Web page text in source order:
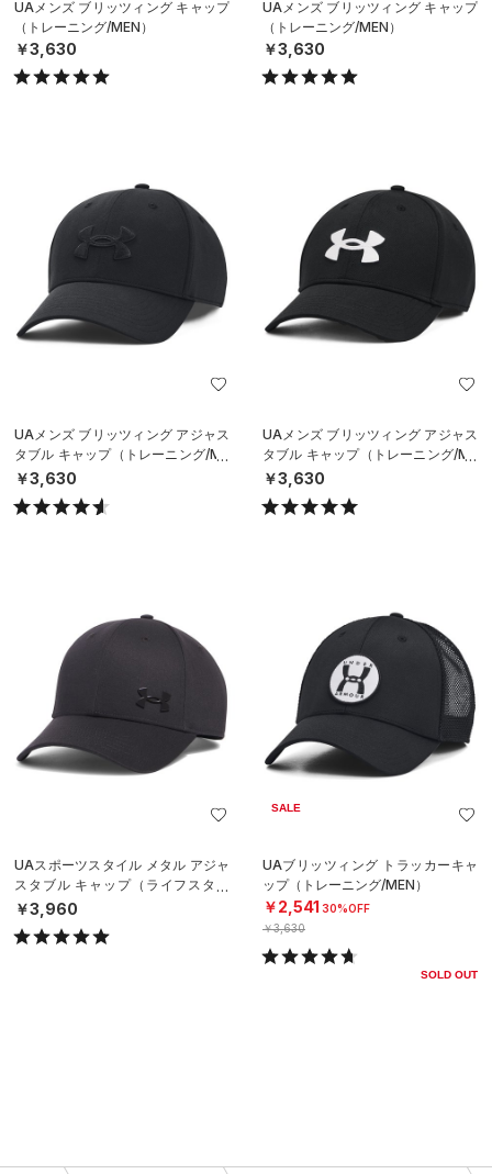
UAメンズ ブリッツィング キャップ
（トレーニング/MEN）
￥3,630
UAメンズ ブリッツィング キャップ
（トレーニング/MEN）
￥3,630
UAメンズ ブリッツィング アジャス
タブル キャップ（トレーニング/ME
N）
￥3,630
UAメンズ ブリッツィング アジャス
タブル キャップ（トレーニング/ME
N）
￥3,630
UAスポーツスタイル メタル アジャ
スタブル キャップ（ライフスタイ
ル/MEN）
￥3,960
SALE
UAブリッツィング トラッカーキャ
ップ（トレーニング/MEN）
￥2,541 30%OFF
￥3,630
SOLD OUT